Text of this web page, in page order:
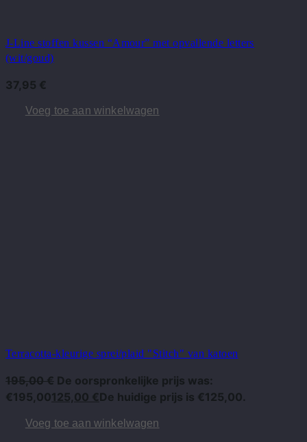
J-Line stoffen kussen “Amour” met opvallende letters
(wit/goud)
37,95 €
Voeg toe aan winkelwagen
Terracotta-kleurige sprei/plaid "Stitch" van katoen
195,00€ De oorspronkelijke prijs was:
€195,00125,00 €De huidige prijs is €125,00.
Voeg toe aan winkelwagen